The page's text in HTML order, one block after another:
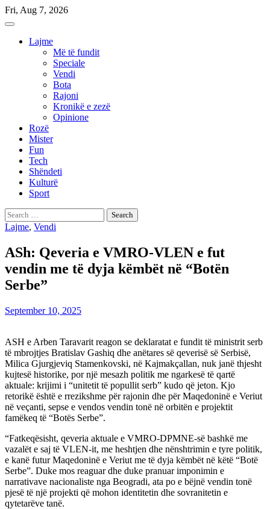
Skip
to
Fri, Aug 7, 2026
Lajme
Më të fundit
Speciale
Vendi
Bota
Rajoni
Kronikë e zezë
Opinione
Rozë
Mister
Fun
Tech
Shëndeti
Kulturë
Sport
Search
for:
Lajme, Vendi
ASh: Qeveria e VMRO-VLEN e fut
vendin me të dyja këmbët në “Botën
Serbe”
September 10, 2025
ASH e Arben Taravarit reagon se deklaratat e fundit të ministrit serb
të mbrojtjes Bratislav Gashiq dhe anëtares së qeverisë së Serbisë,
Milica Gjurgjeviq Stamenkovski, në Kajmakçallan, nuk janë thjesht
kujtesë historike, por një mesazh politik me ngarkesë të qartë
aktuale: krijimi i “unitetit të popullit serb” kudo që jeton. Kjo
retorikë është e rrezikshme për rajonin dhe për Maqedoninë e Veriut
në veçanti, sepse e vendos vendin tonë në orbitën e projektit
famëkeq të “Botës Serbe”.
“Fatkeqësisht, qeveria aktuale e VMRO-DPMNE-së bashkë me
vazalët e saj të VLEN-it, me heshtjen dhe nënshtrimin e tyre politik,
e kanë futur Maqedoninë e Veriut me të dyja këmbët në këtë “Botë
Serbe”. Duke mos reaguar dhe duke pranuar imponimin e
narrativave nacionaliste nga Beogradi, ata po e bëjnë vendin tonë
pjesë të një projekti që mohon identitetin dhe sovranitetin e
qytetarëve tanë.